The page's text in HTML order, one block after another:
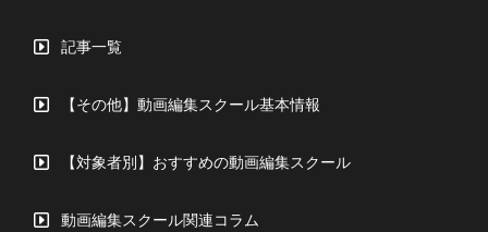
記事一覧
【その他】動画編集スクール基本情報
【対象者別】おすすめの動画編集スクール
動画編集スクール関連コラム